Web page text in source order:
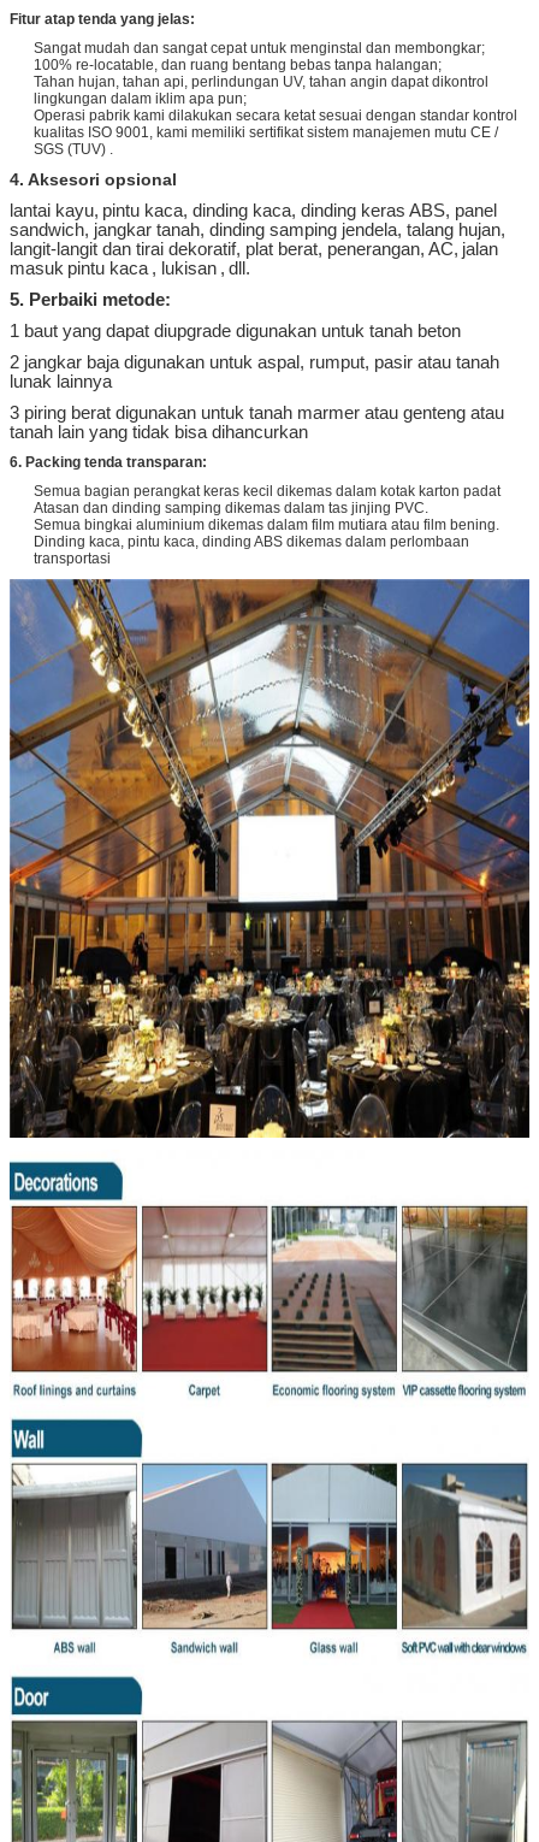
kubus
10 m ~ 30 m
Fitur atap tenda yang jelas:
Sangat mudah dan sangat cepat untuk menginstal dan membongkar;
100% re-locatable, dan ruang bentang bebas tanpa halangan;
Tahan hujan, tahan api, perlindungan UV, tahan angin dapat dikontrol
lingkungan dalam iklim apa pun;
Operasi pabrik kami dilakukan secara ketat sesuai dengan standar kontrol
kualitas ISO 9001, kami memiliki sertifikat sistem manajemen mutu CE /
SGS (TUV) .
4. Aksesori opsional
lantai kayu, pintu kaca, dinding kaca, dinding keras ABS, panel
sandwich, jangkar tanah, dinding samping jendela, talang hujan,
langit-langit dan tirai dekoratif, plat berat, penerangan, AC, jalan
masuk pintu kaca , lukisan , dll.
5. Perbaiki metode:
1 baut yang dapat diupgrade digunakan untuk tanah beton
2 jangkar baja digunakan untuk aspal, rumput, pasir atau tanah
lunak lainnya
3 piring berat digunakan untuk tanah marmer atau genteng atau
tanah lain yang tidak bisa dihancurkan
6. Packing tenda transparan:
Semua bagian perangkat keras kecil dikemas dalam kotak karton padat
Atasan dan dinding samping dikemas dalam tas jinjing PVC.
Semua bingkai aluminium dikemas dalam film mutiara atau film bening.
Dinding kaca, pintu kaca, dinding ABS dikemas dalam perlombaan
transportasi